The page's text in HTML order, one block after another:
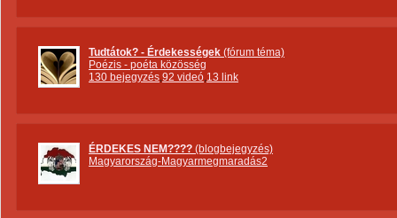
Tudtátok? - Érdekességek (fórum téma)
Poézis - poéta közösség
130 bejegyzés,92 videó,13 link
ÉRDEKES NEM???? (blogbejegyzés)
Magyarország-Magyarmegmaradás2